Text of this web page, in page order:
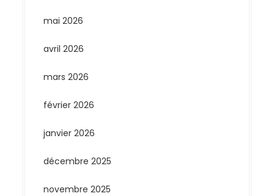
mai 2026
avril 2026
mars 2026
février 2026
janvier 2026
décembre 2025
novembre 2025